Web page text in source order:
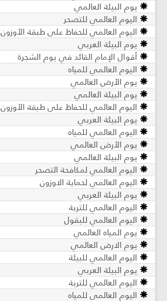
يوم البيئة العالمي
اليوم العالمي للتصحر
اليوم العالمي للحفاظ على طبقة الأوزون
يوم البيئة العربي
أقوال الإمام القائد في يوم الشجرة
اليوم العالمي للمياه
يوم الأرض العالمي
يوم البيئة العالمي
اليوم العالمي للحفاظ على طبقة الأوزون
يوم البيئة العربي
اليوم العالمي للمياه
يوم الأرض العالمي
يوم البيئة العالمي
اليوم العالمي لمكافحة التصحر
اليوم العالمي لحماية الاوزون
يوم البيئة العربي
اليوم العالمي للتربة
اليوم العالمي للبقول
يوم المياه العالمي
يوم الارض العالمي
اليوم العالمي للبيئة
يوم البيئة العربي
اليوم العالمي للتربة
اليوم العالمي للمياه